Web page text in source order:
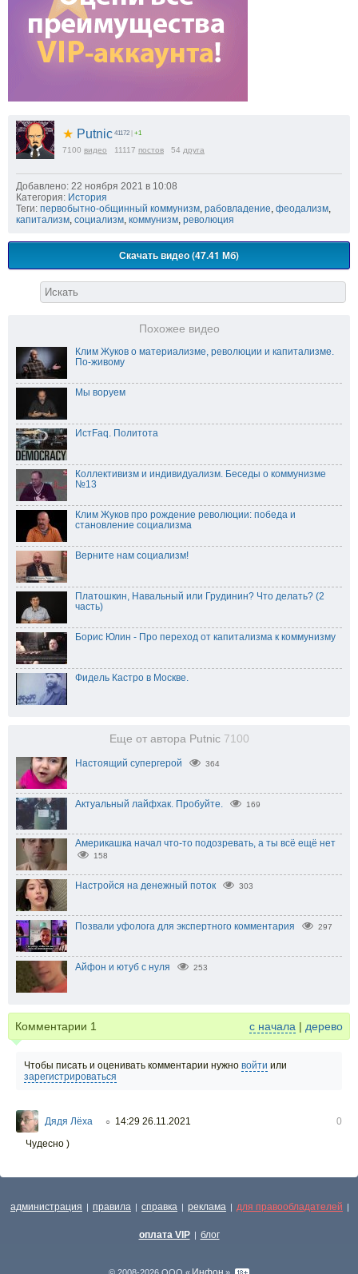
★ Putnic 41172 +1
7100 видео 11117 постов 54 друга
Добавлено: 22 ноября 2021 в 10:08
Категория: История
Теги: первобытно-общинный коммунизм, рабовладение, феодализм,
капитализм, социализм, коммунизм, революция
Скачать видео (47.41 Мб)
Похожее видео
Клим Жуков о материализме, революции и капитализме.
По-живому
Мы воруем
ИстFaq. Политота
Коллективизм и индивидуализм. Беседы о коммунизме
№13
Клим Жуков про рождение революции: победа и
становление социализма
Верните нам социализм!
Платошкин, Навальный или Грудинин? Что делать? (2
часть)
Борис Юлин - Про переход от капитализма к коммунизму
Фидель Кастро в Москве.
Еще от автора Putnic 7100
Настоящий супергерой 364
Актуальный лайфхак. Пробуйте. 169
Америкашка начал что-то подозревать, а ты всё ещё нет
158
Настройся на денежный поток 303
Позвали уфолога для экспертного комментария 297
Айфон и ютуб с нуля 253
Комментарии 1 с начала | дерево
Чтобы писать и оценивать комментарии нужно войти или
зарегистрироваться
Дядя Лёха ○ 14:29 26.11.2021
0
Чудесно )
администрация | правила | справка | реклама | для правообладателей |
оплата VIP | блог